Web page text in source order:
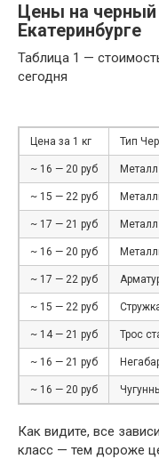
Цены на
Екатеринбурге
Таблица 1 —
сегодня
Цена за 1 кг Тип
~ 16 — 20 руб
~ 15 — 22 руб
~ 17 — 21 руб
~ 16 — 20 руб
~ 17 — 22 руб
~ 15 — 22 руб
~ 14 — 21 руб Трос
~ 16 — 21 руб
~ 16 — 20 руб
Как видите, все
класс — тем дороже